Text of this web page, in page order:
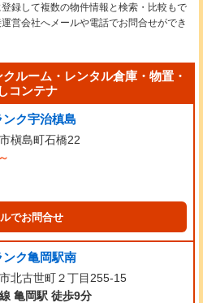
登録して複数の物件情報と検索・比較もで
営会社へメールや電話でお問合せができ
ルーム・レンタル倉庫・物置・
コンテナ
ク宇治槙島
槇島町石橋22
でお問合せ
ンク亀岡駅南
北古世町２丁目255-15
亀岡駅 徒歩9分